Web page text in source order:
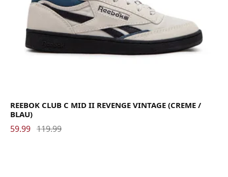
REEBOK CLUB C MID II REVENGE VINTAGE (CREME /
BLAU)
59.99 119.99